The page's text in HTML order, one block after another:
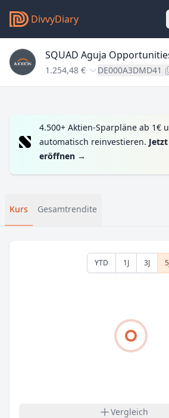
DivvyDiary
SQUAD Aguja
1.254,48 € DE000A3DMD41
4.500+ Aktien-Sparpläne ab 1€
automatisch reinvestieren.
eröffnen →
Kurs Gesamtrendite
YTD 1J 3J
Vergleich